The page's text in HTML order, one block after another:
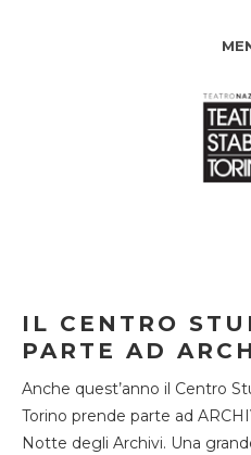
IL CENTRO
PARTE AD
Anche quest’anno il Centro
Torino prende parte ad
Notte degli Archivi. Una